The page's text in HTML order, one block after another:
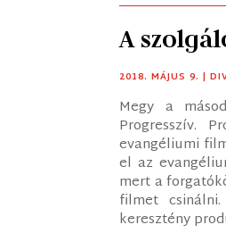
A
2018. MÁJUS 9. |
Megy a
Progresszív.
evangéliumi
el az
mert a
filmet
keresztény